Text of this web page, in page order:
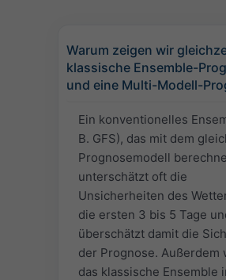
Warum zeigen wir
klassische Ensemble-
und eine Multi-Modell-
Ein konventionelles
B. GFS), das mit dem
Prognosemodell
unterschätzt oft die
Unsicherheiten des
die ersten 3 bis 5 Tage
überschätzt damit die
der Prognose. Außerdem
das klassische Ensemble